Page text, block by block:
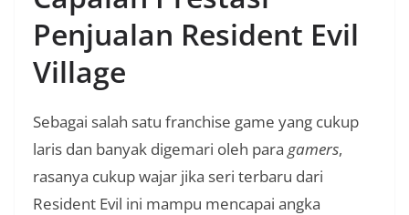
Penjualan Resident Evil
Village
Sebagai salah satu franchise game yang cukup
laris dan banyak digemari oleh para gamers,
rasanya cukup wajar jika seri terbaru dari
Resident Evil ini mampu mencapai angka